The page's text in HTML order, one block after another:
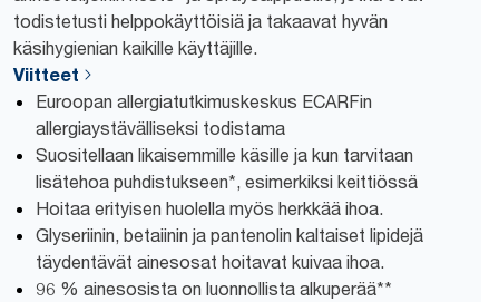
todistetusti helppokäyttöisiä ja takaavat hyvän
käsihygienian kaikille käyttäjille.
Viitteet
Euroopan allergiatutkimuskeskus ECARFin
allergiaystävälliseksi todistama
Suositellaan likaisemmille käsille ja kun tarvitaan
lisätehoa puhdistukseen*, esimerkiksi keittiössä
Hoitaa erityisen huolella myös herkkää ihoa.
Glyseriinin, betaiinin ja pantenolin kaltaiset lipidejä
täydentävät ainesosat hoitavat kuivaa ihoa.
96 % ainesosista on luonnollista alkuperää**